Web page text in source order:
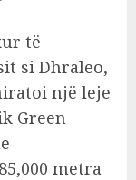
të
si Dhraleo,
një leje
Green
metra